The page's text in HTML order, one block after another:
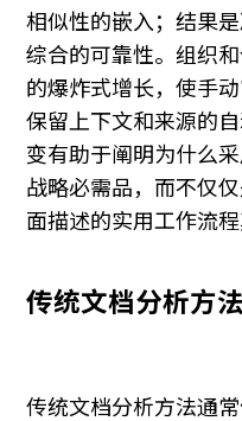
相似性的嵌入；结果
综合的可靠性。组织
的爆炸式增长，使手
保留上下文和来源的
变有助于阐明为什么
战略必需品，而不仅
面描述的实用工作流程
传统文档分析方
传统文档分析方法通